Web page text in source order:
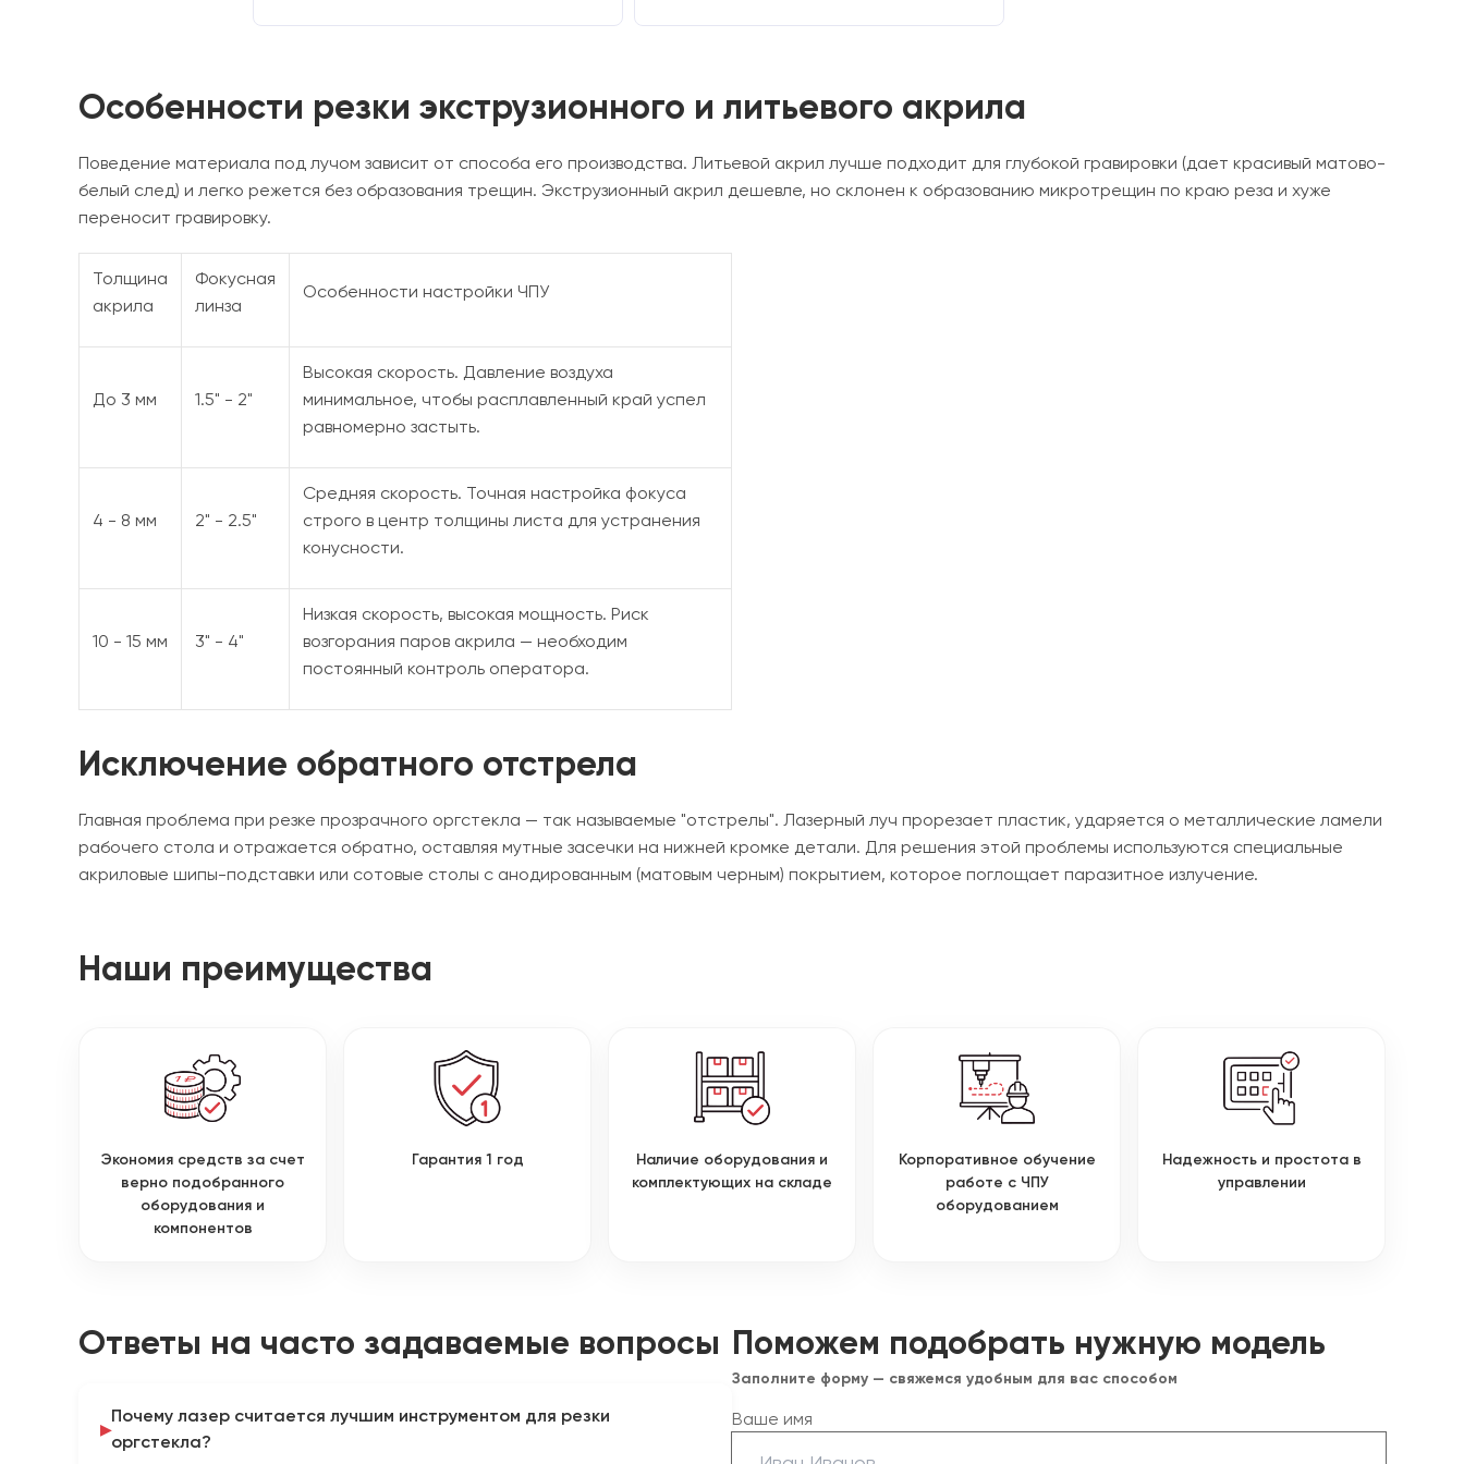
Особенности резки экструзионного и литьевого акрила
Поведение материала под лучом зависит от способа его производства. Литьевой акрил лучше подходит для глубокой гравировки (дает красивый матово-
белый след) и легко режется без образования трещин. Экструзионный акрил дешевле, но склонен к образованию микротрещин по краю реза и хуже
переносит гравировку.
Толщина
акрила
Фокусная
линза
Особенности настройки ЧПУ
До 3 мм 1.5" - 2"
Высокая скорость. Давление воздуха
минимальное, чтобы расплавленный край успел
равномерно застыть.
4 - 8 мм 2" - 2.5"
Средняя скорость. Точная настройка фокуса
строго в центр толщины листа для устранения
конусности.
10 - 15 мм 3" - 4"
Низкая скорость, высокая мощность. Риск
возгорания паров акрила — необходим
постоянный контроль оператора.
Исключение обратного отстрела
Главная проблема при резке прозрачного оргстекла — так называемые "отстрелы". Лазерный луч прорезает пластик, ударяется о металлические ламели
рабочего стола и отражается обратно, оставляя мутные засечки на нижней кромке детали. Для решения этой проблемы используются специальные
акриловые шипы-подставки или сотовые столы с анодированным (матовым черным) покрытием, которое поглощает паразитное излучение.
Наши преимущества
Экономия средств за счет
верно подобранного
оборудования и
компонентов
Гарантия 1 год
Наличие оборудования и
комплектующих на складе
Корпоративное обучение
работе с ЧПУ
оборудованием
Надежность и простота в
управлении
Ответы на часто задаваемые вопросы
Почему лазер считается лучшим инструментом для резки
оргстекла?
Поможем подобрать нужную модель
Заполните форму — свяжемся удобным для вас способом
Ваше имя